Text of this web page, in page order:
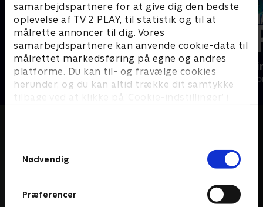
samarbejdspartnere for at give dig den bedste
oplevelse af TV 2 PLAY, til statistik og til at
målrette annoncer til dig. Vores
samarbejdspartnere kan anvende cookie-data til
målrettet markedsføring på egne og andres
platforme. Du kan til- og fravælge cookies
herunder, og du kan altid trække dit samtykke
tilbage ved at klikke på ’Cookie-indstillinger’ i
Nødvendig
Præferencer
De vildeste helte
Drama • 1 sæsoner
Happy
Drama • 1